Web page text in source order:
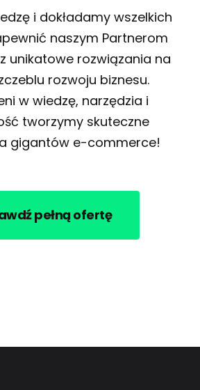
i dokładamy wszelkich
naszym Partnerom
unikatowe rozwiązania na
rozwoju biznesu.
w wiedzę, narzędzia i
tworzymy skuteczne
gigantów e-commerce!
pełną ofertę